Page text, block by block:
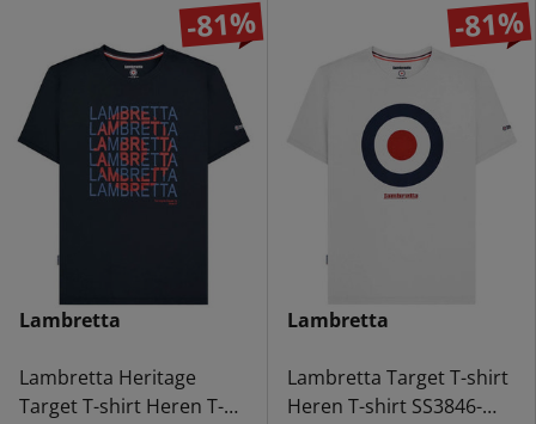
-81%
Lambretta
Lambretta Heritage
Target T-shirt Heren T-
-81%
Lambretta
Lambretta Target T-shirt
Heren T-shirt SS3846-